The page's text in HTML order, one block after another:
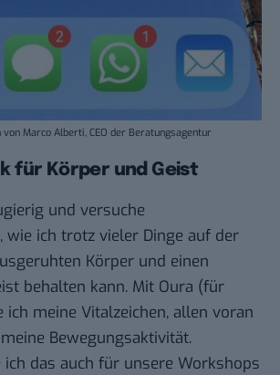
Marco Alberti, CEO der Beratungsagentur
für Körper und Geist
und versuche
wie ich trotz vieler Dinge auf der
Körper und einen
behalten kann. Mit Oura (für
ich meine Vitalzeichen, allen voran
Bewegungsaktivität.
ich das auch für unsere Workshops